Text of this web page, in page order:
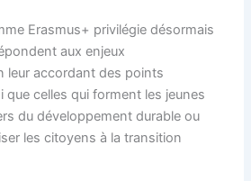
Erasmus+ privilégie désormais
aux enjeux
leur accordant des points
que celles qui forment les jeunes
du développement durable ou
les citoyens à la transition